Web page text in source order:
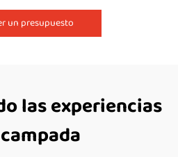
un presupuesto
las experiencias